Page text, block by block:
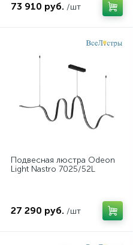
73 910 руб. /шт
Подвесная люстра Odeon
Light Nastro 7025/52L
27 290 руб. /шт